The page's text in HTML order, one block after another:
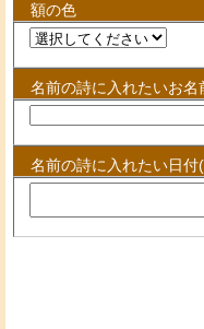
額の色
名前の詩に入れたいお名
名前の詩に入れたい日